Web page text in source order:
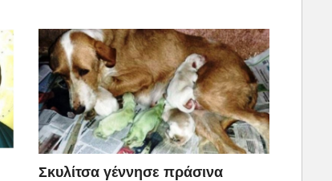
Σκυλίτσα γέννησε πράσινα